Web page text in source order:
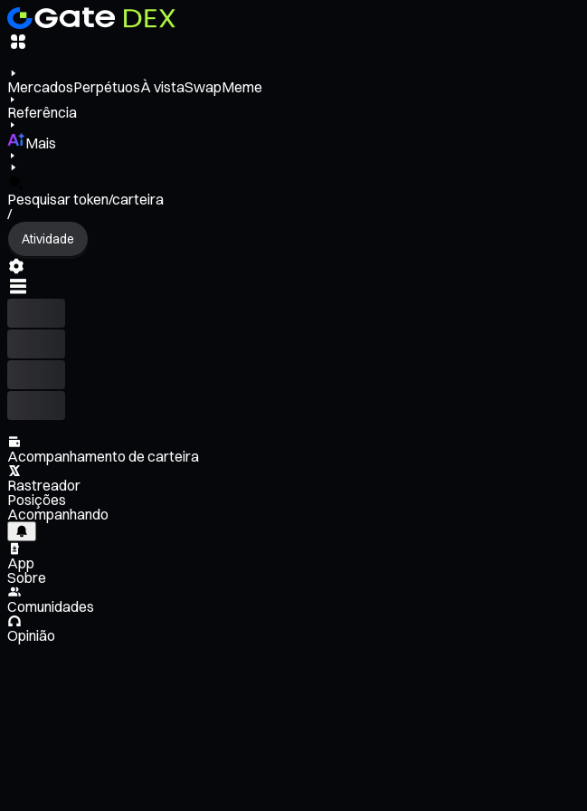
MercadosPerpétuosÀ vistaSwapMeme
Referência
Mais
Pesquisar token/carteira
/
Atividade
Acompanhamento de carteira
Rastreador
Posições
Acompanhando
App
Sobre
Comunidades
Opinião